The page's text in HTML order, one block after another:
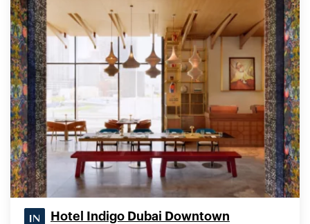
Hotel Indigo Dubai Downtown